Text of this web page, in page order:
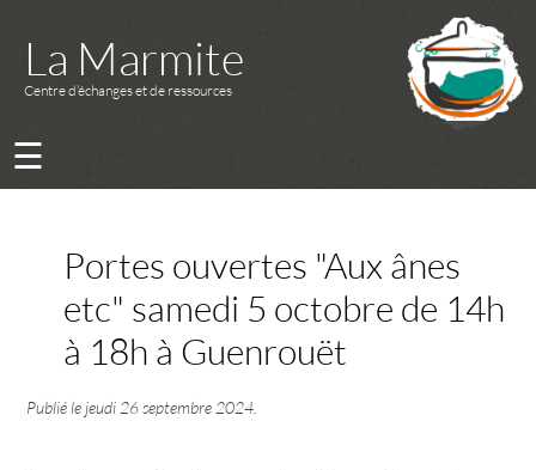
La Marmite
Centre d’échanges et de ressources
☰
Portes ouvertes "Aux ânes
etc" samedi 5 octobre de 14h
à 18h à Guenrouët
Publié le jeudi 26 septembre 2024